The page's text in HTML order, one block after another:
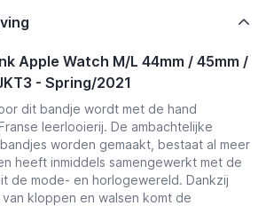
Apple Watch M/L 44mm / 45mm /
- Spring/2021
dit bandje wordt met de hand
leerlooierij. De ambachtelijke
worden gemaakt, bestaat al meer
heeft inmiddels samengewerkt met de
de mode- en horlogewereld. Dankzij
kloppen en walsen komt de